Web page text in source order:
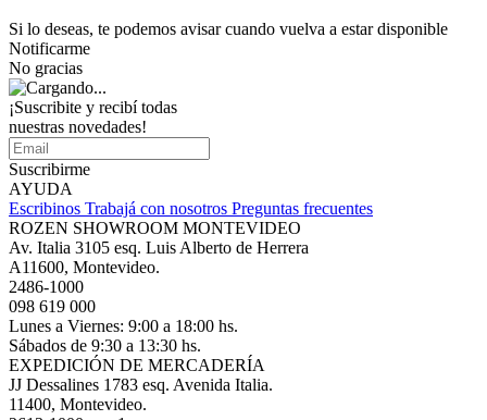
Si lo deseas, te podemos avisar cuando vuelva a estar disponible
Notificarme
No gracias
¡Suscribite y recibí todas
nuestras novedades!
Suscribirme
AYUDA
Escribinos Trabajá con nosotros Preguntas frecuentes
ROZEN SHOWROOM MONTEVIDEO
Av. Italia 3105 esq. Luis Alberto de Herrera
A11600, Montevideo.
2486-1000
098 619 000
Lunes a Viernes: 9:00 a 18:00 hs.
Sábados de 9:30 a 13:30 hs.
EXPEDICIÓN DE MERCADERÍA
JJ Dessalines 1783 esq. Avenida Italia.
11400, Montevideo.